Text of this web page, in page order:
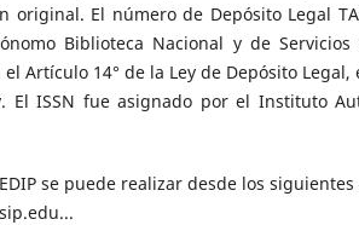
original. El número de Depósito Legal
Biblioteca Nacional y de
Artículo 14° de la Ley de Depósito
El ISSN fue asignado por el Instituto
se puede realizar desde los